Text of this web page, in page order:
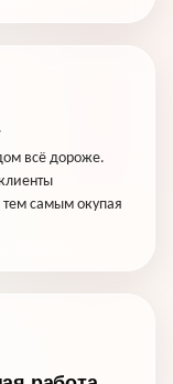
всё дороже.
самым окупая